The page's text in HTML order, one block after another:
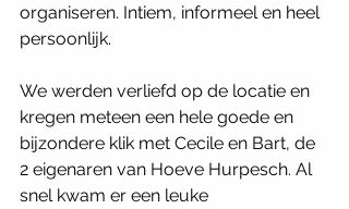
organiseren. Intiem, informeel en heel
persoonlijk.
We werden verliefd op de locatie en
kregen meteen een hele goede en
bijzondere klik met Cecile en Bart, de
2 eigenaren van Hoeve Hurpesch. Al
snel kwam er een leuke